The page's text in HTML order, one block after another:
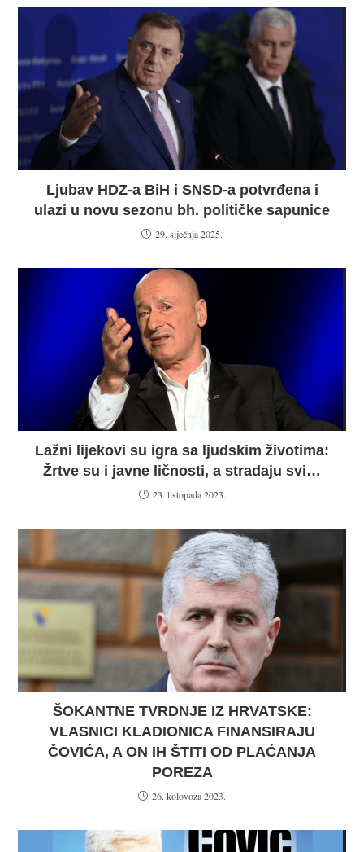
Ljubav HDZ-a BiH i SNSD-a potvrđena i
ulazi u novu sezonu bh. političke sapunice
29. siječnja 2025.
Lažni lijekovi su igra sa ljudskim životima:
Žrtve su i javne ličnosti, a stradaju svi…
23. listopada 2023.
ŠOKANTNE TVRDNJE IZ HRVATSKE:
VLASNICI KLADIONICA FINANSIRAJU
ČOVIĆA, A ON IH ŠTITI OD PLAĆANJA
POREZA
26. kolovoza 2023.